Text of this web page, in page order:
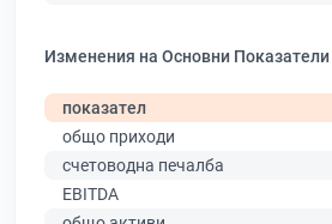
Изменения на Основни Показатели
показател
общо приходи
счетоводна печалба
EBITDA